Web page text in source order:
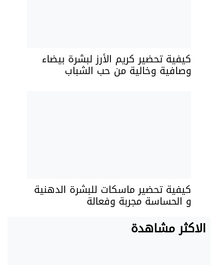
كيفية تحضير كريم الأرز لبشرة بيضاء
وصافية وخالية من حب الشباب
كيفية تحضير ماسكات للبشرة الدهنية
و الحساسة مجربة وفعالة
الاكثر مشاهدة